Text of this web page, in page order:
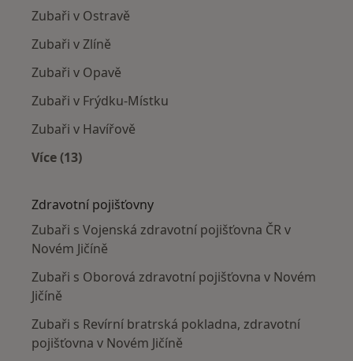
Zubaři v Ostravě
Zubaři v Zlíně
Zubaři v Opavě
Zubaři v Frýdku-Místku
Zubaři v Havířově
Více (13)
Zdravotní pojišťovny
Zubaři s Vojenská zdravotní pojišťovna ČR v
Novém Jičíně
Zubaři s Oborová zdravotní pojišťovna v Novém
Jičíně
Zubaři s Revírní bratrská pokladna, zdravotní
pojišťovna v Novém Jičíně